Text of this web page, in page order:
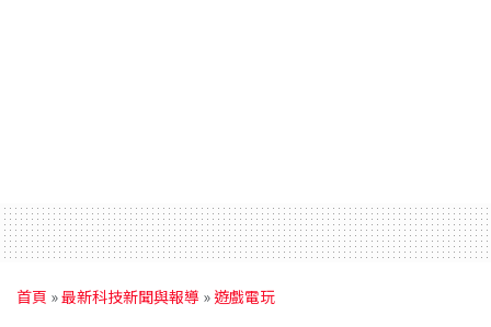
首頁 »最新科技新聞與報導 »遊戲電玩